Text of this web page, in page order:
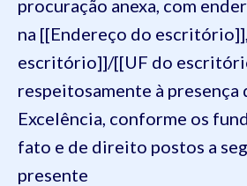
procuração anexa, com
na [[Endereço do
escritório]]/[[UF do
respeitosamente à presença
Excelência, conforme os
fato e de direito postos a
presente